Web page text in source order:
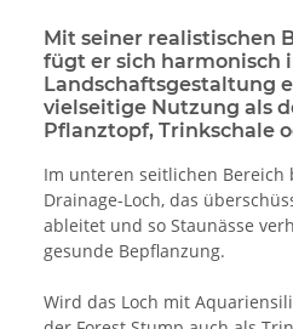
Mit seiner realistischen
fügt er sich harmonisch
Landschaftsgestaltung
vielseitige Nutzung als
Pflanztopf, Trinkschale
Im unteren seitlichen Bereich
Drainage-Loch, das
ableitet und so Staunässe
gesunde Bepflanzung.
Wird das Loch mit